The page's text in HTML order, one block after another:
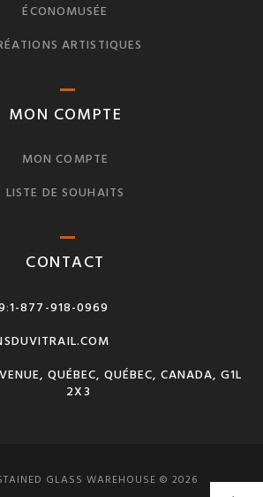
ÉCONOMUSÉE
ARTISTIQUES
MON COMPTE
MON COMPTE
LISTE DE SOUHAITS
CONTACT
:1-877-918-0969
QUÉBEC, QUÉBEC, CANADA, G1L
2X3
GLASS WAREHOUSE © 2026